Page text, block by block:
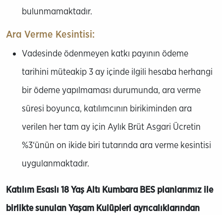
bulunmamaktadır.
Ara Verme Kesintisi:
Vadesinde ödenmeyen katkı payının ödeme
tarihini müteakip 3 ay içinde ilgili hesaba herhangi
bir ödeme yapılmaması durumunda, ara verme
süresi boyunca, katılımcının birikiminden ara
verilen her tam ay için Aylık Brüt Asgari Ücretin
%3‘ünün on ikide biri tutarında ara verme kesintisi
uygulanmaktadır.
Katılım Esaslı 18 Yaş Altı Kumbara BES planlarımız ile
birlikte sunulan Yaşam Kulüpleri ayrıcalıklarından